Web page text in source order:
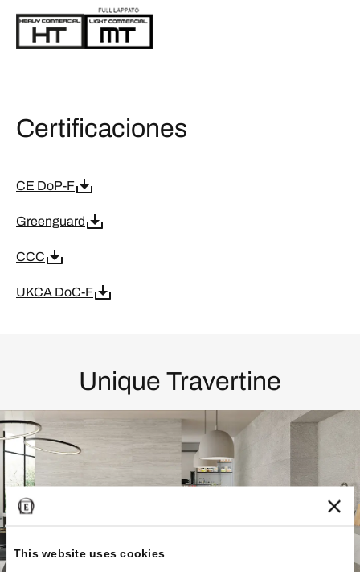
This website uses cookies
Certificaciones
CE DoP-F
Greenguard
CCC
UKCA DoC-F
Unique Travertine